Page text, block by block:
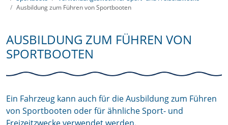
Ausbildung zum Führen von Sportbooten
AUSBILDUNG ZUM FÜHREN VON
SPORTBOOTEN
Ein Fahrzeug kann auch für die Ausbildung zum Führen
von Sportbooten oder für ähnliche Sport- und